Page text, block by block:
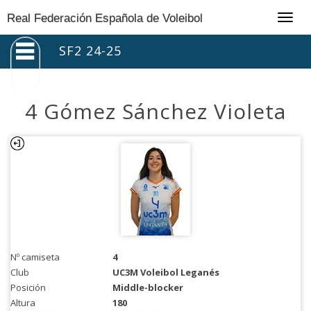
Real Federación Española de Voleibol
SF2 24-25
4 Gómez Sánchez Violeta
Nº camiseta
4
Club
UC3M Voleibol Leganés
Posición
Middle-blocker
Altura
180